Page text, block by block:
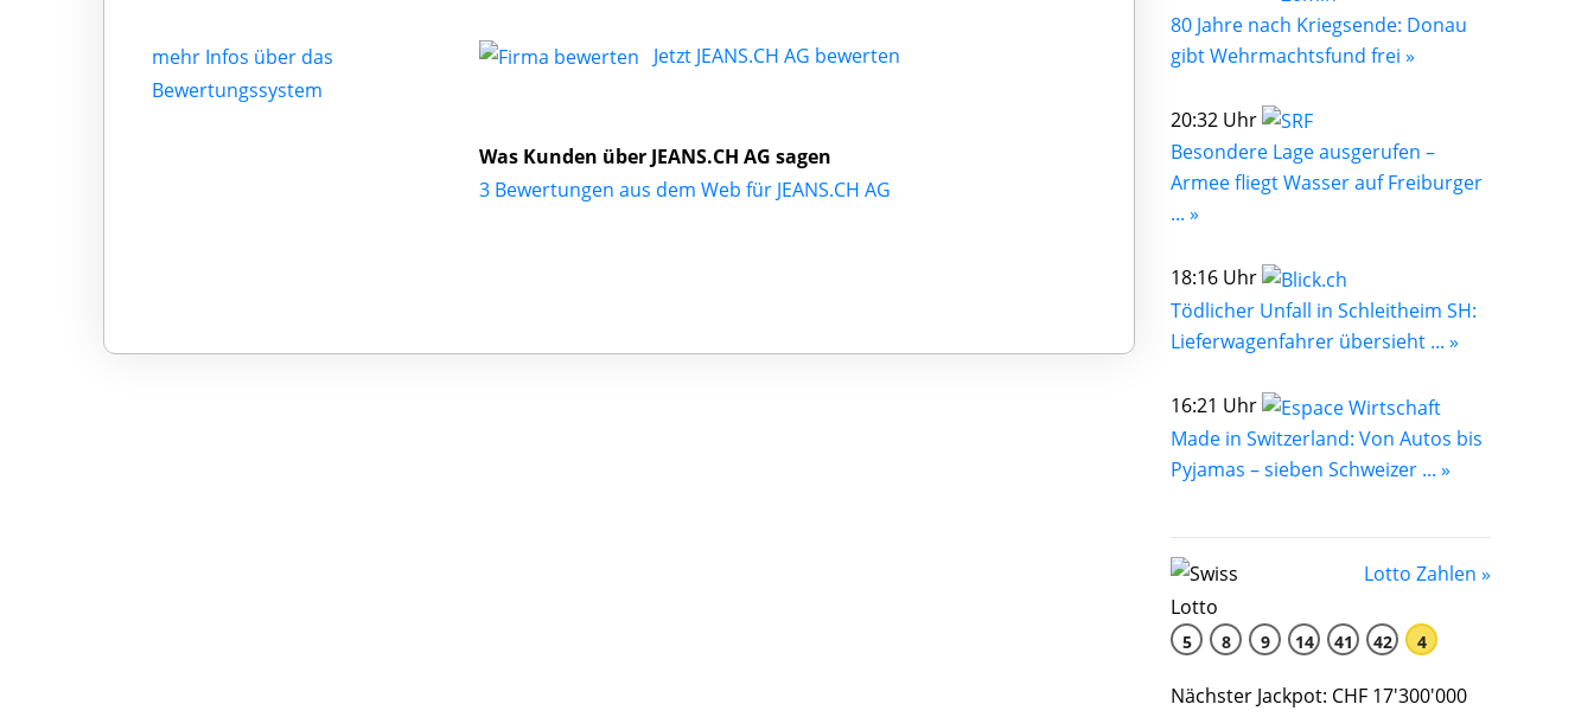
mehr Infos über das
Bewertungssystem
Jetzt JEANS.CH AG bewerten
Was Kunden über JEANS.CH AG sagen
3 Bewertungen aus dem Web für JEANS.CH AG
80 Jahre nach Kriegsende: Donau
gibt Wehrmachtsfund frei »
20:32 Uhr
Besondere Lage ausgerufen –
Armee fliegt Wasser auf Freiburger
... »
18:16 Uhr
Tödlicher Unfall in Schleitheim SH:
Lieferwagenfahrer übersieht ... »
16:21 Uhr
Made in Switzerland: Von Autos bis
Pyjamas – sieben Schweizer ... »
Lotto Zahlen »
5 8 9 14 41 42 4
Nächster Jackpot: CHF 17'300'000